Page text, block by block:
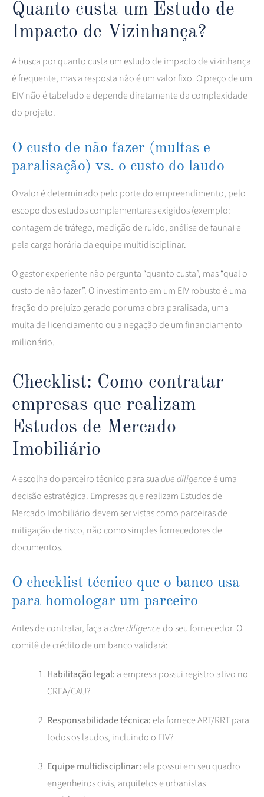
Quanto custa um Estudo de
Impacto de Vizinhança?
A busca por quanto custa um estudo de impacto de vizinhança
é frequente, mas a resposta não é um valor fixo. O preço de um
EIV não é tabelado e depende diretamente da complexidade
do projeto.
O custo de não fazer (multas e
paralisação) vs. o custo do laudo
O valor é determinado pelo porte do empreendimento, pelo
escopo dos estudos complementares exigidos (exemplo:
contagem de tráfego, medição de ruído, análise de fauna) e
pela carga horária da equipe multidisciplinar.
O gestor experiente não pergunta “quanto custa”, mas “qual o
custo de não fazer”. O investimento em um EIV robusto é uma
fração do prejuízo gerado por uma obra paralisada, uma
multa de licenciamento ou a negação de um financiamento
milionário.
Checklist: Como contratar
empresas que realizam
Estudos de Mercado
Imobiliário
A escolha do parceiro técnico para suadue diligence é uma
decisão estratégica. Empresas que realizam Estudos de
Mercado Imobiliário devem ser vistas como parceiras de
mitigação de risco, não como simples fornecedores de
documentos.
O checklist técnico que o banco usa
para homologar um parceiro
Antes de contratar, faça adue diligence do seu fornecedor. O
comitê de crédito de um banco validará:
Habilitação legal: a empresa possui registro ativo no
CREA/CAU?
Responsabilidade técnica: ela fornece ART/RRT para
todos os laudos, incluindo o EIV?
Equipe multidisciplinar: ela possui em seu quadro
engenheiros civis, arquitetos e urbanistas